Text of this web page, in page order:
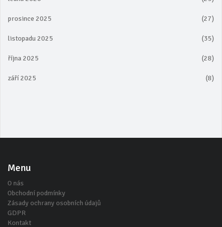
prosince 2025 (27)
listopadu 2025 (35)
října 2025 (28)
září 2025 (8)
Menu
O nás
Obchodní podmínky
Zásady ochrany osobních údajů
GDPR
Kontakt